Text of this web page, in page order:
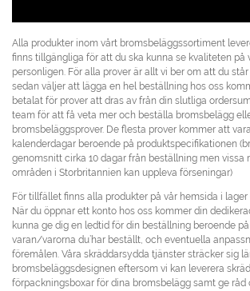
Alla produkter inom vårt bromsbeläggssortiment
finns tillgängliga för att du ska kunna se kvaliteten på
personligen. För alla prover är allt vi ber om att du
sedan väljer att lägga en hel beställning hos oss
betalat för prover att dras av från din slutliga
team för att få veta mer och beställa bromsbelägg
bromsbeläggsprover. De flesta prover kommer att
kalenderdagar beroende på produktspecifikationen
genomsnitt cirka 10 dagar från beställning men vissa
områden i Storbritannien kan uppleva förseningar)
För tillfället finns alla produkter på vår hemsida i
När du öppnar ett konto hos oss kommer din
kunna ge dig en ledtid för din beställning beroende
varan/varorna du’har beställt, och eventuella
föremålen. Våra skräddarsydda tjänster sträcker sig
bromsbeläggsdesignen eftersom vi kan leverera
förpackningsboxar för dina bromsbelägg samt ge råd